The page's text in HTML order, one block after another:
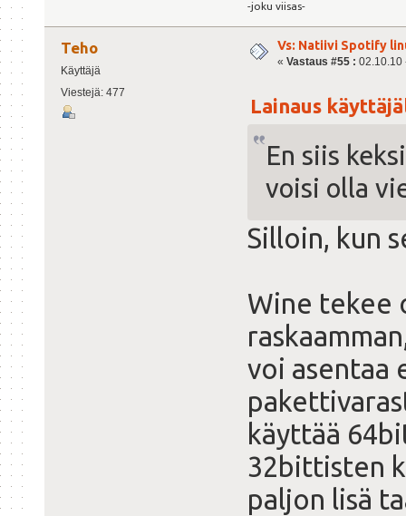
-joku viisas-
Teho
Käyttäjä
Viestejä: 477
Vs: Natiivi Spotify
« Vastaus #55 : 02.10.10
Lainaus
En siis
voisi olla
Silloin, kun
Wine tekee
voi asentaa
käyttää
32bittisten
paljon lisä